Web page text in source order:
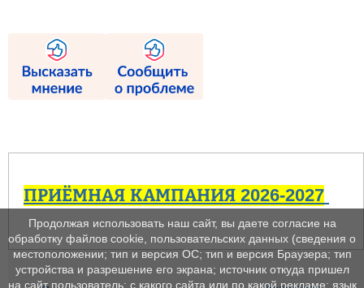
ПРИЁМНАЯ КАМПАНИЯ 2026-2027
Продолжая использовать наш сайт, вы даете согласие на
обработку файлов cookie, пользовательских данных (сведения о
местоположении; тип и версия ОС; тип и версия Браузера; тип
устройства и разрешение его экрана; источник откуда пришел
на сайт пользователь; с какого сайта или по какой рекламе; язык